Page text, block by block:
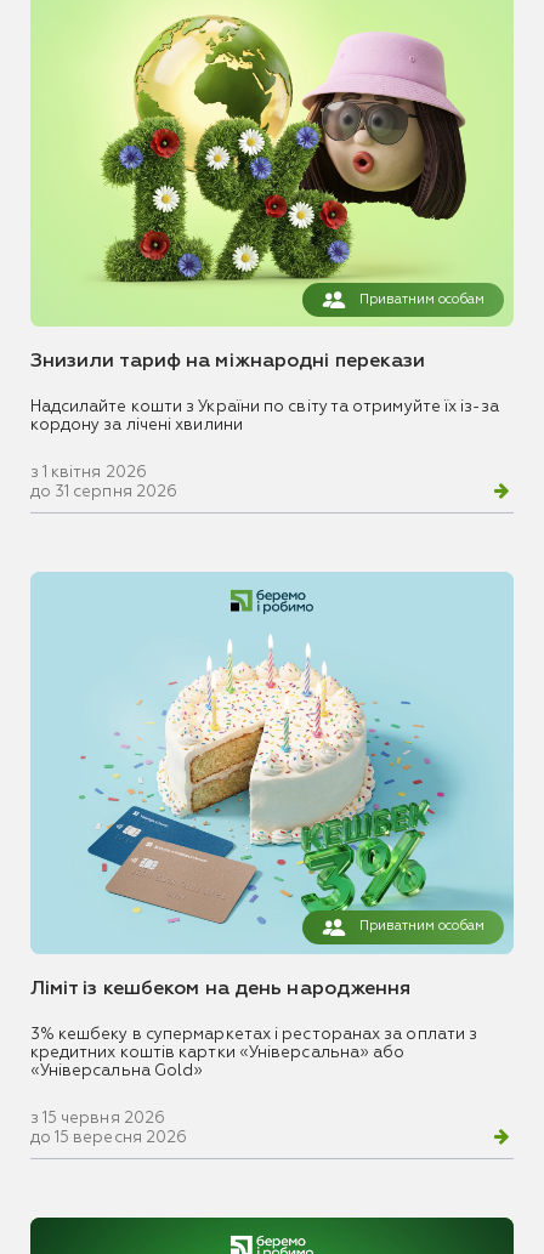
Приватним особам
Знизили тариф на міжнародні перекази
Надсилайте кошти з України по світу та отримуйте їх із-за
кордону за лічені хвилини
з 1 квітня 2026
до 31 серпня 2026
Приватним особам
Ліміт із кешбеком на день народження
3% кешбеку в супермаркетах і ресторанах за оплати з
кредитних коштів картки «Універсальна» або
«Універсальна Gold»
з 15 червня 2026
до 15 вересня 2026